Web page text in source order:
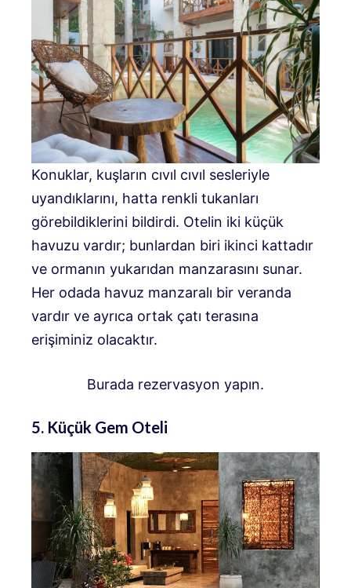
Konuklar, kuşların cıvıl cıvıl sesleriyle
uyandıklarını, hatta renkli tukanları
görebildiklerini bildirdi. Otelin iki küçük
havuzu vardır; bunlardan biri ikinci kattadır
ve ormanın yukarıdan manzarasını sunar.
Her odada havuz manzaralı bir veranda
vardır ve ayrıca ortak çatı terasına
erişiminiz olacaktır.
Burada rezervasyon yapın.
5. Küçük Gem Oteli